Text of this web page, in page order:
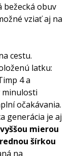
bežecká obuv
vziať aj na
cestu.
latku:
4 a
minulosti
očakávania.
generácia je aj
vyššou mierou
šírkou
na